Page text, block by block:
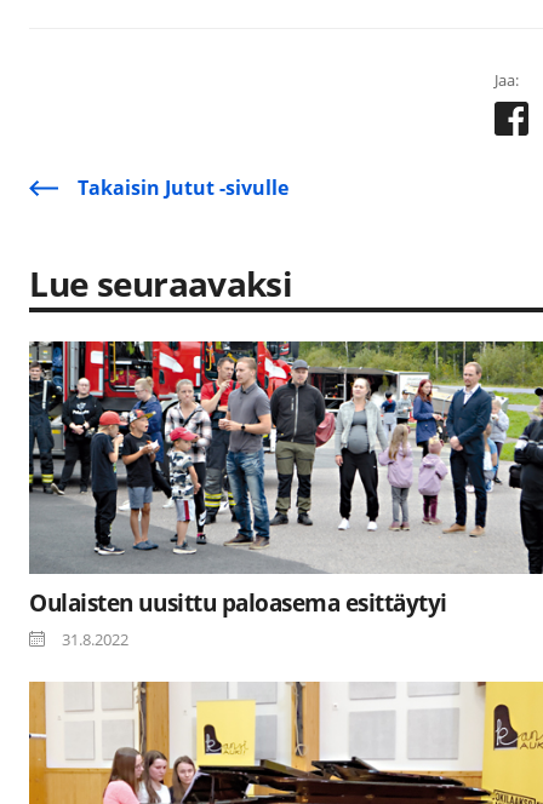
Jaa:
Takaisin Jutut -sivulle
Lue seuraavaksi
Oulaisten uusittu paloasema esittäytyi
31.8.2022